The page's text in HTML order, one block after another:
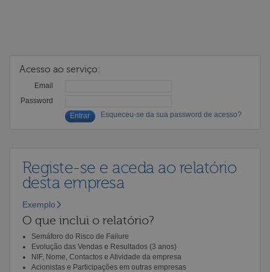
Acesso ao serviço:
Email
Password
Esqueceu-se da sua password de acesso?
Registe-se e aceda ao relatório
desta empresa
Exemplo
O que inclui o relatório?
Semáforo do Risco de Failure
Evolução das Vendas e Resultados (3 anos)
NIF, Nome, Contactos e Atividade da empresa
Acionistas e Participações em outras empresas